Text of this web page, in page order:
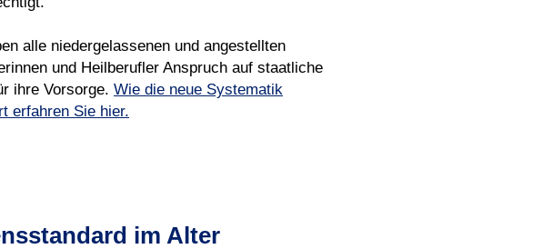
alle niedergelassenen und angestellten
und Heilberufler Anspruch auf staatliche
ihre Vorsorge. Wie die neue Systematik
erfahren Sie hier.
im Alter